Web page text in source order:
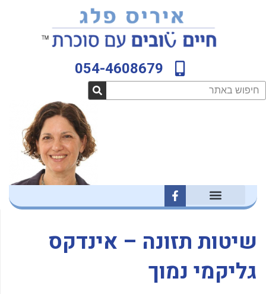
054-4608679
חיפוש
c
o
k
שיטות תזונה – אינדקס
גליקמי נמוך